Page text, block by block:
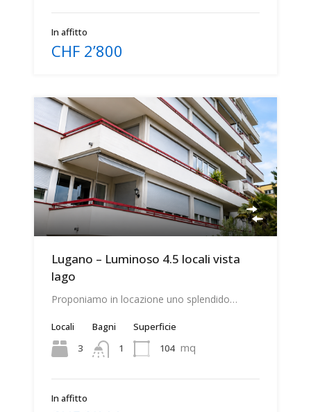
In affitto
CHF 2’800
Lugano – Luminoso 4.5 locali vista
lago
Proponiamo in locazione uno splendido…
Locali
3
Bagni
1
Superficie
104 mq
In affitto